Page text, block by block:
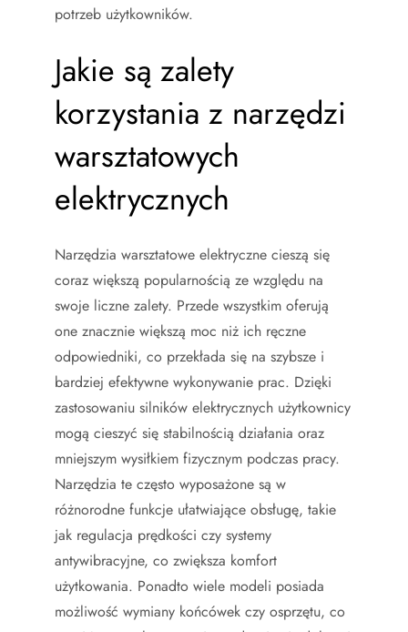
potrzeb użytkowników.
Jakie są zalety
korzystania z narzędzi
warsztatowych
elektrycznych
Narzędzia warsztatowe elektryczne cieszą się
coraz większą popularnością ze względu na
swoje liczne zalety. Przede wszystkim oferują
one znacznie większą moc niż ich ręczne
odpowiedniki, co przekłada się na szybsze i
bardziej efektywne wykonywanie prac. Dzięki
zastosowaniu silników elektrycznych użytkownicy
mogą cieszyć się stabilnością działania oraz
mniejszym wysiłkiem fizycznym podczas pracy.
Narzędzia te często wyposażone są w
różnorodne funkcje ułatwiające obsługę, takie
jak regulacja prędkości czy systemy
antywibracyjne, co zwiększa komfort
użytkowania. Ponadto wiele modeli posiada
możliwość wymiany końcówek czy osprzętu, co